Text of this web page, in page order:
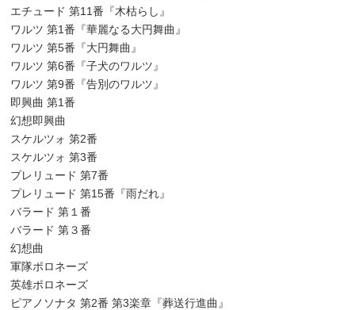
エチュード 第11番『木枯らし』
ワルツ 第1番『華麗なる大円舞曲』
ワルツ 第5番『大円舞曲』
ワルツ 第6番『子犬のワルツ』
ワルツ 第9番『告別のワルツ』
即興曲 第1番
幻想即興曲
スケルツォ 第2番
スケルツォ 第3番
プレリュード 第7番
プレリュード 第15番『雨だれ』
バラード 第１番
バラード 第３番
幻想曲
軍隊ポロネーズ
英雄ポロネーズ
ピアノソナタ 第2番 第3楽章『葬送行進曲』